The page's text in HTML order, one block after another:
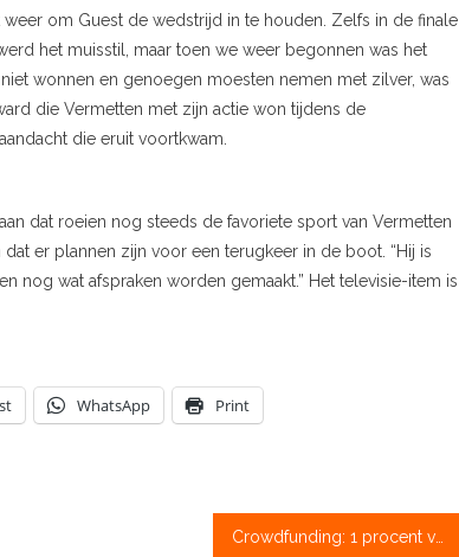
om Guest de wedstrijd in te houden. Zelfs in de finale
het muisstil, maar toen we weer begonnen was het
wonnen en genoegen moesten nemen met zilver, was
die Vermetten met zijn actie won tijdens de
die eruit voortkwam.
dat roeien nog steeds de favoriete sport van Vermetten
er plannen zijn voor een terugkeer in de boot. “Hij is
nog wat afspraken worden gemaakt.” Het televisie-item is
WhatsApp Print
Crowdfunding: 1 procent van de lezers droeg al bij, doe ook mee!